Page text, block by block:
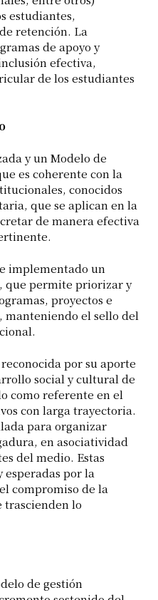
estudiantes,
retención. La
de apoyo y
efectiva,
de los estudiantes
y un Modelo de
es coherente con la
conocidos
que se aplican en la
de manera efectiva
implementado un
que permite priorizar y
proyectos e
manteniendo el sello del
por su aporte
social y cultural de
como referente en el
con larga trayectoria.
para organizar
en asociatividad
del medio. Estas
esperadas por la
compromiso de la
trascienden lo
de gestión